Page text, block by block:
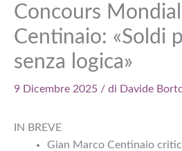
Concours
Centinaio: «Soldi
senza logica»
9 Dicembre 2025 / di Davide
IN BREVE
Gian Marco Centinaio